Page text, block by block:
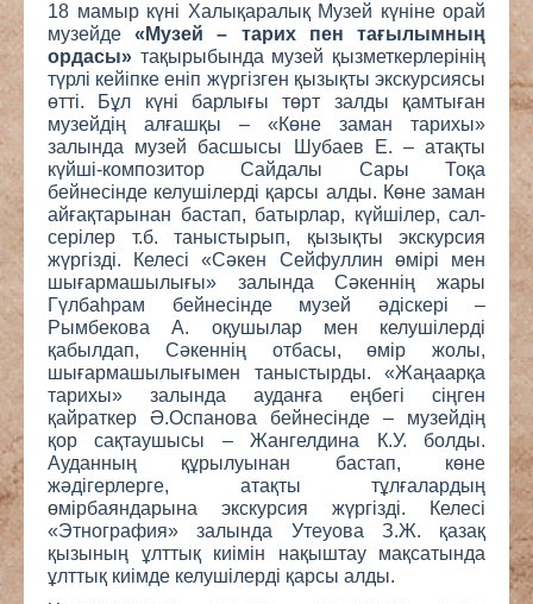
18 мамыр күні Халықаралық Музей күніне орай
музейде«Музей – тарих пен тағылымның
ордасы» тақырыбында музей қызметкерлерінің
түрлі кейіпке еніп жүргізген қызықты экскурсиясы
өтті. Бұл күні барлығы төрт залды қамтыған
музейдің алғашқы – «Көне заман тарихы»
залында музей басшысы Шубаев Е. – атақты
күйші-композитор Сайдалы Сары Тоқа
бейнесінде келушілерді қарсы алды. Көне заман
айғақтарынан бастап, батырлар, күйшілер, сал-
серілер т.б. таныстырып, қызықты экскурсия
жүргізді. Келесі «Сәкен Сейфуллин өмірі мен
шығармашылығы» залында Сәкеннің жары
Гүлбаһрам бейнесінде музей әдіскері –
Рымбекова А. оқушылар мен келушілерді
қабылдап, Сәкеннің отбасы, өмір жолы,
шығармашылығымен таныстырды. «Жаңаарқа
тарихы» залында ауданға еңбегі сіңген
қайраткер Ә.Оспанова бейнесінде – музейдің
қор сақтаушысы – Жангелдина К.У. болды.
Ауданның құрылуынан бастап, көне
жәдігерлерге, атақты тұлғалардың
өмірбаяндарына экскурсия жүргізді. Келесі
«Этнография» залында Утеуова З.Ж. қазақ
қызының ұлттық киімін нақыштау мақсатында
ұлттық киімде келушілерді қарсы алды.